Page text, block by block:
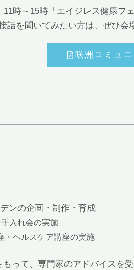
時～15時「エイジレス健康フ
話を聞いてみたい方は、ぜひ会
咲洲コミュ
ンの企画・制作・育成
入れ会の実施
・ヘルスケア講座の実施
って、専門家のアドバイスを